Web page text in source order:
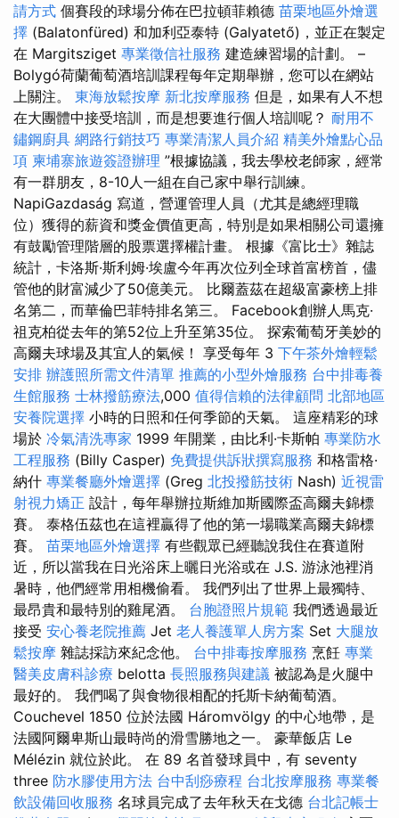
請方式 個賽段的球場分佈在巴拉頓菲賴德 苗栗地區外燴選
擇 (Balatonfüred) 和加利亞泰特 (Galyatető)，並正在製定
在 Margitsziget 專業徵信社服務 建造練習場的計劃。 –
Bolygó荷蘭葡萄酒培訓課程每年定期舉辦，您可以在網站
上關注。 東海放鬆按摩 新北按摩服務 但是，如果有人不想
在大團體中接受培訓，而是想要進行個人培訓呢？ 耐用不
鏽鋼廚具 網路行銷技巧 專業清潔人員介紹 精美外燴點心品
項 柬埔寨旅遊簽證辦理 ”根據協議，我去學校老師家，經常
有一群朋友，8-10人一組在自己家中舉行訓練。
NapiGazdaság 寫道，營運管理人員（尤其是總經理職
位）獲得的薪資和獎金價值更高，特別是如果相關公司還擁
有鼓勵管理階層的股票選擇權計畫。 根據《富比士》雜誌
統計，卡洛斯·斯利姆·埃盧今年再次位列全球首富榜首，儘
管他的財富減少了50億美元。 比爾蓋茲在超級富豪榜上排
名第二，而華倫巴菲特排名第三。 Facebook創辦人馬克·
祖克柏從去年的第52位上升至第35位。 探索葡萄牙美妙的
高爾夫球場及其宜人的氣候！ 享受每年 3 下午茶外燴輕鬆
安排 辦護照所需文件清單 推薦的小型外燴服務 台中排毒養
生館服務 士林撥筋療法,000 值得信賴的法律顧問 北部地區
安養院選擇 小時的日照和任何季節的天氣。 這座精彩的球
場於 冷氣清洗專家 1999 年開業，由比利·卡斯帕 專業防水
工程服務 (Billy Casper) 免費提供訴狀撰寫服務 和格雷格·
納什 專業餐廳外燴選擇 (Greg 北投撥筋技術 Nash) 近視雷
射視力矯正 設計，每年舉辦拉斯維加斯國際盃高爾夫錦標
賽。 泰格伍茲也在這裡贏得了他的第一場職業高爾夫錦標
賽。 苗栗地區外燴選擇 有些觀眾已經聽說我住在賽道附
近，所以當我在日光浴床上曬日光浴或在 J.S. 游泳池裡消
暑時，他們經常用相機偷看。 我們列出了世界上最獨特、
最昂貴和最特別的雞尾酒。 台胞證照片規範 我們透過最近
接受 安心養老院推薦 Jet 老人養護單人房方案 Set 大腿放
鬆按摩 雜誌採訪來紀念他。 台中排毒按摩服務 烹飪 專業
醫美皮膚科診療 belotta 長照服務與建議 被認為是火腿中
最好的。 我們喝了與食物很相配的托斯卡納葡萄酒。
Couchevel 1850 位於法國 Háromvölgy 的中心地帶，是
法國阿爾卑斯山最時尚的滑雪勝地之一。 豪華飯店 Le
Mélézin 就位於此。 在 89 名首發球員中，有 seventy
three 防水膠使用方法 台中刮痧療程 台北按摩服務 專業餐
飲設備回收服務 名球員完成了去年秋天在戈德 台北記帳士